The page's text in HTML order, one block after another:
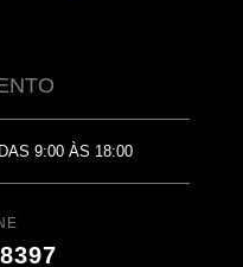
9:00 ÀS 18:00